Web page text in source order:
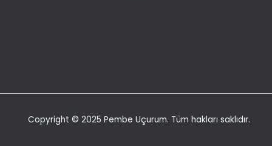
Copyright © 2025 Pembe Uçurum. Tüm hakları saklıdır.